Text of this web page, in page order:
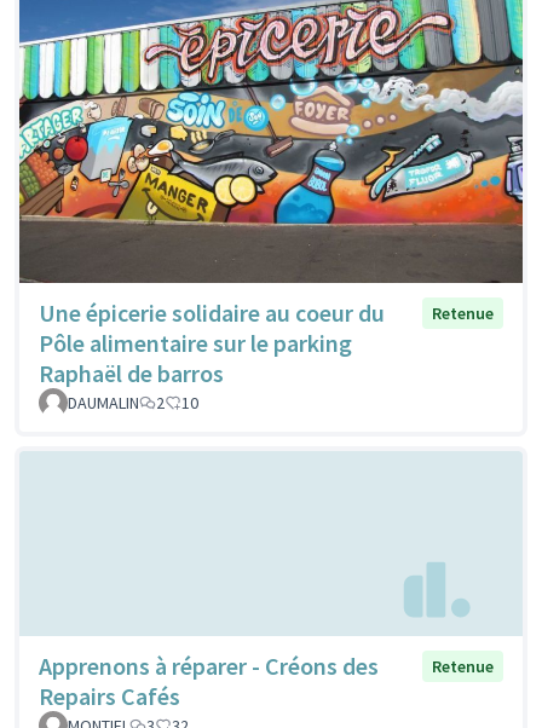
Une épicerie solidaire au coeur du
Pôle alimentaire sur le parking
Raphaël de barros
Retenue
DAUMALIN 2 10
Apprenons à réparer - Créons des
Repairs Cafés
Retenue